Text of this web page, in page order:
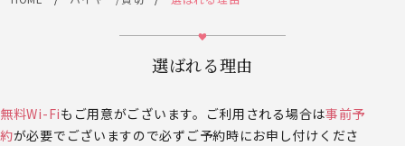
選ばれる理由
無料Wi-Fiもご用意がございます。ご利用される場合は事前予
約が必要でございますので必ずご予約時にお申し付けくださ